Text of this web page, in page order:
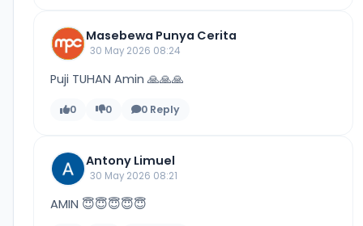
Masebewa Punya Cerita
30 May 2026 08:24
Puji TUHAN Amin 🙏🙏🙏
0 0 0 Reply
Antony Limuel
30 May 2026 08:21
AMIN 😇😇😇😇😇